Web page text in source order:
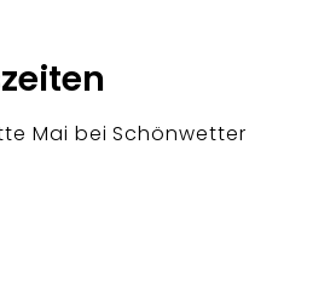
Mai bei Schönwetter